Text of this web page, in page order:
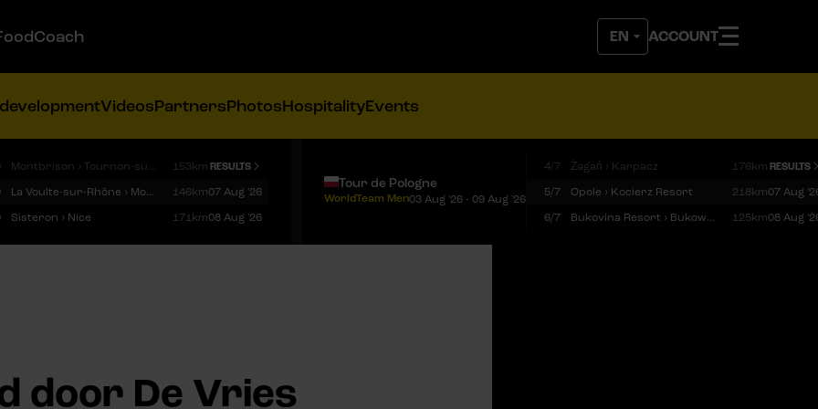
ACCOUNT
VideosPartnersPhotosHospitalityEvents
Montbrison › Tournon-sur-Rhône 153km RESULTS
La Voulte-sur-Rhône › Mont Ventoux 146km07 Aug '26
Sisteron › Nice 171km08 Aug '26
Tour de Pologne
WorldTeam Men03 Aug '26 - 09 Aug '26
4/7 Żagań › Karpacz 176km RESULTS
5/7
Opole › Kocierz Resort 218km07 Aug
6/7
Bukovina Resort › Bukowina Tatrzańska 125km08 Aug
door De Vries